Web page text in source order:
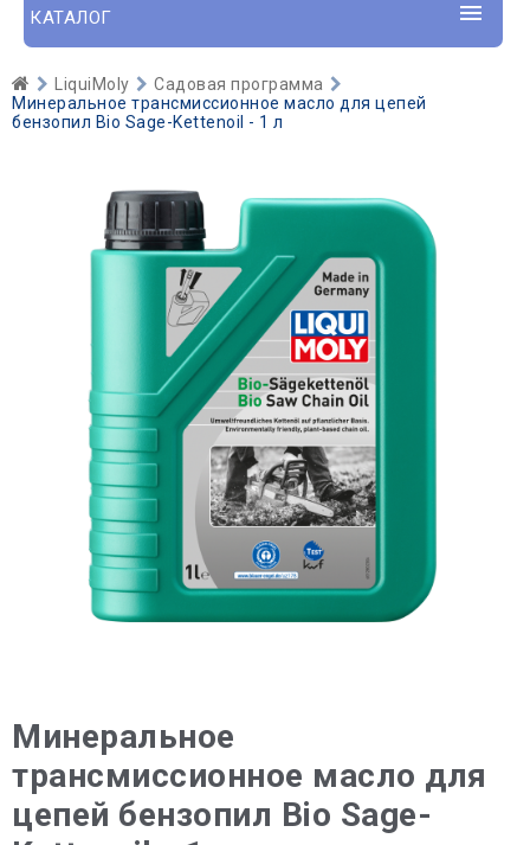
КАТАЛОГ
LiquiMoly
Садовая программа
Минеральное трансмиссионное масло для цепей
бензопил Bio Sage-Kettenoil - 1 л
Минеральное
трансмиссионное масло для
цепей бензопил Bio Sage-